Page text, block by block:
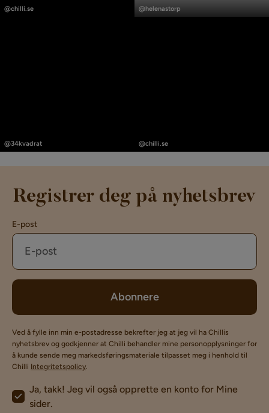
publisert
@chilli.se
publisert
@helenastorp
publisert
@34kvadrat
publisert
@chilli.se
Registrer deg på nyhetsbrev
E-post
Abonnere
Ved å fylle inn min e-postadresse bekrefter jeg at jeg vil ha Chillis
nyhetsbrev og godkjenner at Chilli behandler mine personopplysninger for
å kunde sende meg markedsføringsmateriale tilpasset meg i henhold til
Chilli Integritetspolicy.
Ja, takk! Jeg vil også opprette en konto for Mine
sider.